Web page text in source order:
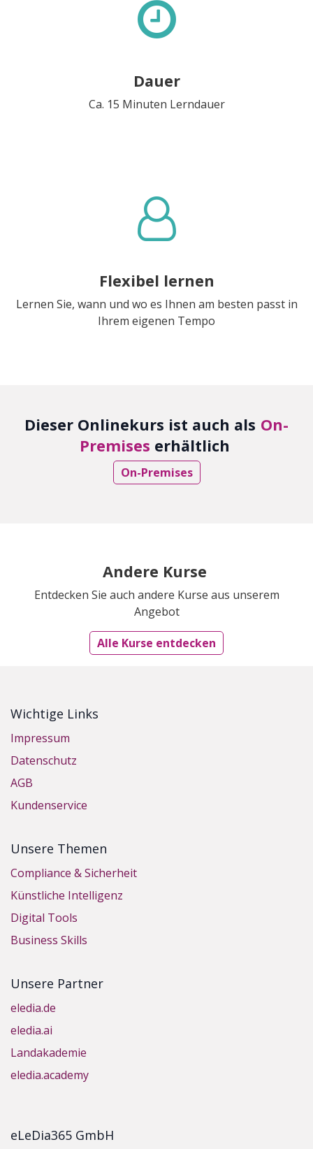
Dauer
Ca. 15 Minuten Lerndauer
Flexibel lernen
Lernen Sie, wann und wo es Ihnen am besten passt in
Ihrem eigenen Tempo
Dieser Onlinekurs ist auch als On-
Premises erhältlich
On-Premises
Andere Kurse
Entdecken Sie auch andere Kurse aus unserem
Angebot
Alle Kurse entdecken
Wichtige Links
Impressum
Datenschutz
AGB
Kundenservice
Unsere Themen
Compliance & Sicherheit
Künstliche Intelligenz
Digital Tools
Business Skills
Unsere Partner
eledia.de
eledia.ai
Landakademie
eledia.academy
eLeDia365 GmbH